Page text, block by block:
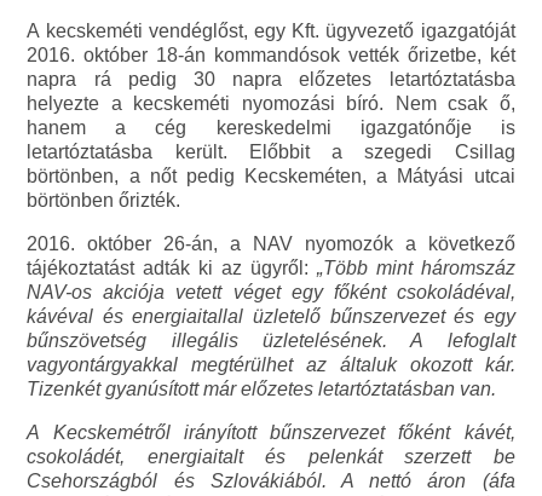
A kecskeméti vendéglőst, egy Kft. ügyvezető igazgatóját
2016. október 18-án kommandósok vették őrizetbe, két
napra rá pedig 30 napra előzetes letartóztatásba
helyezte a kecskeméti nyomozási bíró. Nem csak ő,
hanem a cég kereskedelmi igazgatónője is
letartóztatásba került. Előbbit a szegedi Csillag
börtönben, a nőt pedig Kecskeméten, a Mátyási utcai
börtönben őrizték.
2016. október 26-án, a NAV nyomozók a következő
tájékoztatást adták ki az ügyről: „Több mint háromszáz
NAV-os akciója vetett véget egy főként csokoládéval,
kávéval és energiaitallal üzletelő bűnszervezet és egy
bűnszövetség illegális üzletelésének. A lefoglalt
vagyontárgyakkal megtérülhet az általuk okozott kár.
Tizenkét gyanúsított már előzetes letartóztatásban van.
A Kecskemétről irányított bűnszervezet főként kávét,
csokoládét, energiaitalt és pelenkát szerzett be
Csehországból és Szlovákiából. A nettó áron (áfa